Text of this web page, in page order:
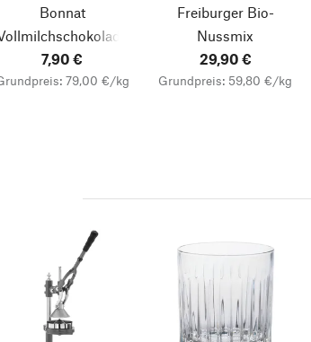
Bonnat
7,90 €
79,00 €/kg
Freiburger Bio-
Nussmix
29,90 €
Grundpreis: 59,80 €/kg